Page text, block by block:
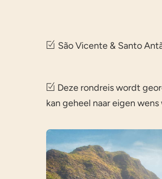
São Vicente & Santo
Deze rondreis wordt
kan geheel naar eigen